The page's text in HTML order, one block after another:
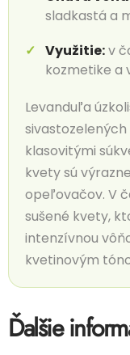
sladkastá a
Využitie:v
kozmetike a
Levanduľa
klasovitými
kvety sú
opeľovačov. V
sušené kvety,
intenzívnou
kvetinovým
Ďalšie